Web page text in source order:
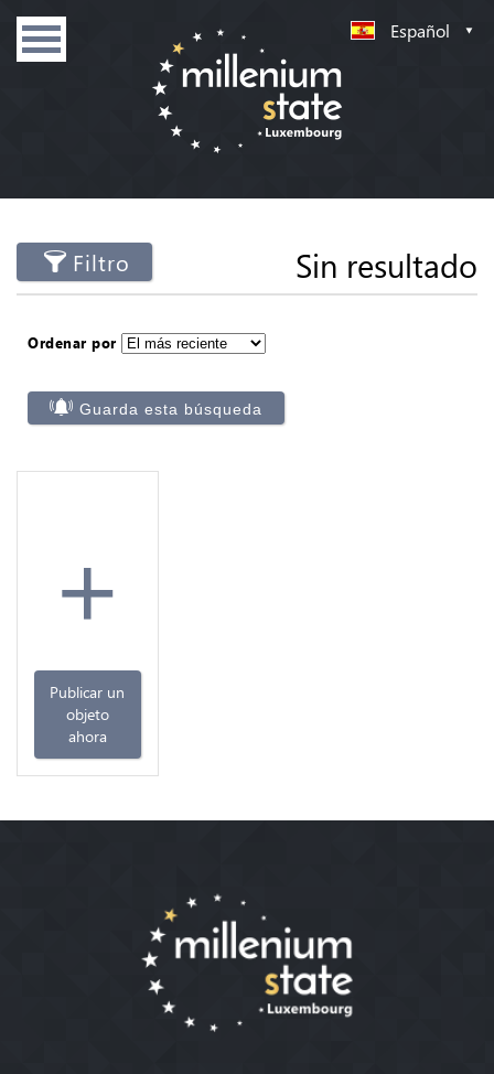
Español
Filtro Sin resultado
Ordenar por
Guarda esta búsqueda
+
Publicar un
objeto
ahora